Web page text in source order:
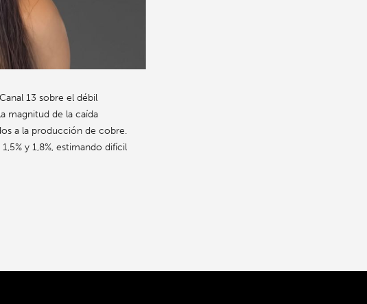
13 sobre el débil
magnitud de la caída
a la producción de cobre.
y 1,8%, estimando difícil